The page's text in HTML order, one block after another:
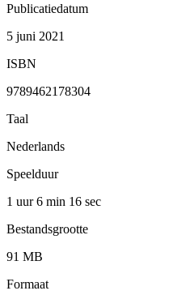
Publicatiedatum
5 juni 2021
ISBN
9789462178304
Taal
Nederlands
Speelduur
1 uur 6 min 16 sec
Bestandsgrootte
91 MB
Formaat